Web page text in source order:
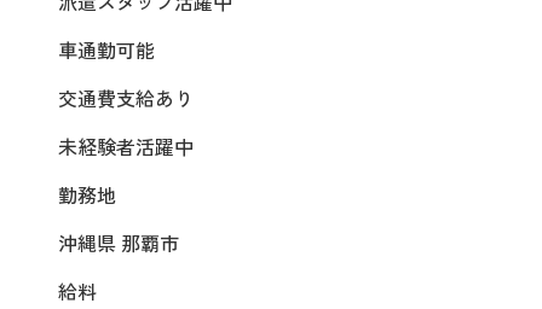
車通勤可能
交通費支給あり
未経験者活躍中
勤務地
沖縄県 那覇市
給料